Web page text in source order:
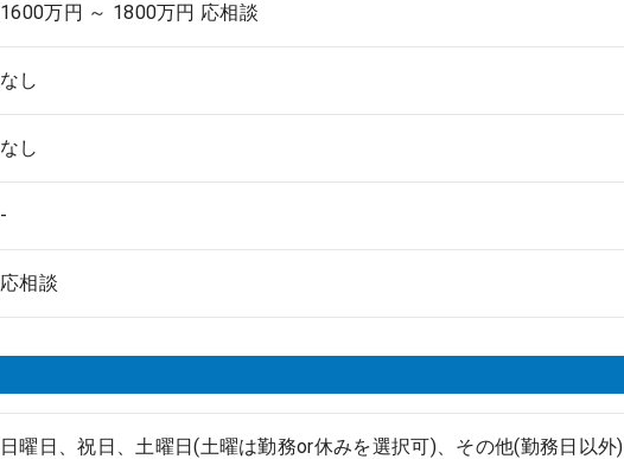
1600万円 ～ 1800万円 応相談
なし
なし
-
応相談
日曜日、祝日、土曜日(土曜は勤務or休みを選択可)、その他(勤務日以外)